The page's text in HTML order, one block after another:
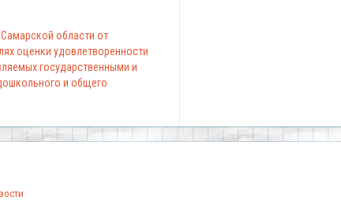
области от
оценки удовлетворенности
государственными и
и общего